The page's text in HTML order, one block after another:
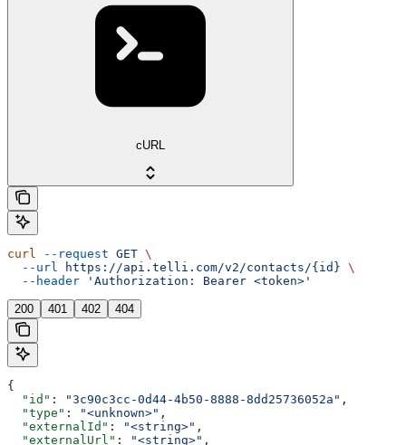
cURL
curl --request GET \
  --url
https://api.telli.com/v2/contacts/{id} \
  --header
'Authorization: Bearer <token>'
200 401 402 404
{
  "id"
: "3c90c3cc-0d44-4b50-8888-8dd25736052a" ,
  "type"
: "<unknown>" ,
  "externalId"
: "<string>" ,
  "externalUrl"
: "<string>" ,